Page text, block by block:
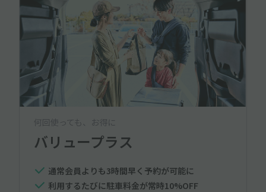
何回使っても、お得に
バリュープラス
通常会員よりも3時間早く予約が可能に
利用するたびに駐車料金が常時10%OFF